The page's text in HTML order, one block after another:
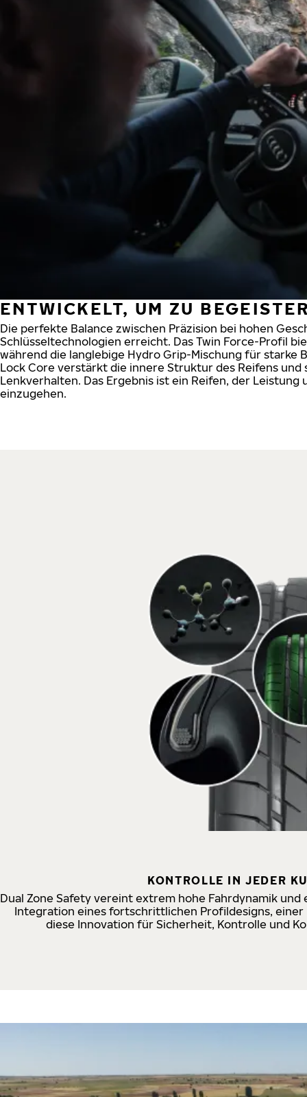
ENTWICKELT, UM ZU
Die perfekte Balance zwischen Präzision bei hohen
Schlüsseltechnologien erreicht. Das Twin Force-Profil
während die langlebige Hydro Grip-Mischung für starke
Lock Core verstärkt die innere Struktur des Reifens
Lenkverhalten. Das Ergebnis ist ein Reifen, der
einzugehen.
KONTROLLE IN JEDER
Dual Zone Safety vereint extrem hohe Fahrdynamik
Integration eines fortschrittlichen Profildesigns,
diese Innovation für Sicherheit, Kontrolle und